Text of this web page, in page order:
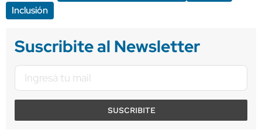
Inclusión
Suscribite al Newsletter
SUSCRIBITE